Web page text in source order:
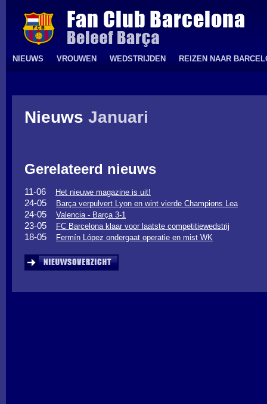
NIEUWS VROUWEN WEDSTRIJDEN REIZEN NAAR
Nieuws Januari
Gerelateerd nieuws
11-06 Het nieuwe magazine is uit!
24-05 Barça verpulvert Lyon en wint vierde Champions Lea
24-05 Valencia - Barça 3-1
23-05 FC Barcelona klaar voor laatste competitiewedstrij
18-05 Fermín López ondergaat operatie en mist WK